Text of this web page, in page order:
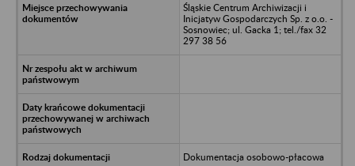
Śląskie Centrum Archiwizacji i
Inicjatyw Gospodarczych Sp. z o.o. -
Sosnowiec; ul. Gacka 1; tel./fax 32
297 38 56
Dokumentacja osobowo-płacowa